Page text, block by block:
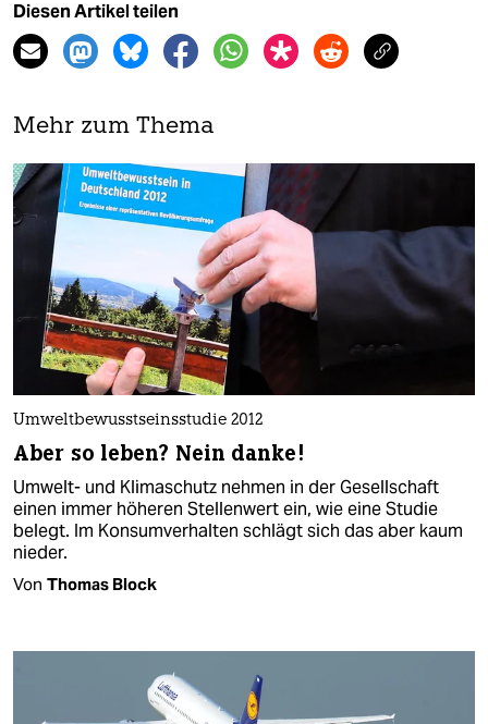
Diesen Artikel teilen
Mehr zum Thema
Umweltbewusstseinsstudie 2012
Aber so leben? Nein danke!
Umwelt- und Klimaschutz nehmen in der Gesellschaft
einen immer höheren Stellenwert ein, wie eine Studie
belegt. Im Konsumverhalten schlägt sich das aber kaum
nieder.
Von Thomas Block